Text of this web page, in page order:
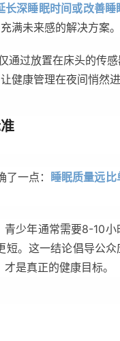
长深睡眠时间或改善睡
满未来感的解决方案。
过放置在床头的传感
健康管理在夜间悄然进
一点：
睡眠质量远
少年通常需要8-10
。这一结论倡导公
才是真正的健康目标。